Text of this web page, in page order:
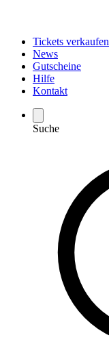
Tickets verkaufen
News
Gutscheine
Hilfe
Kontakt
Suche